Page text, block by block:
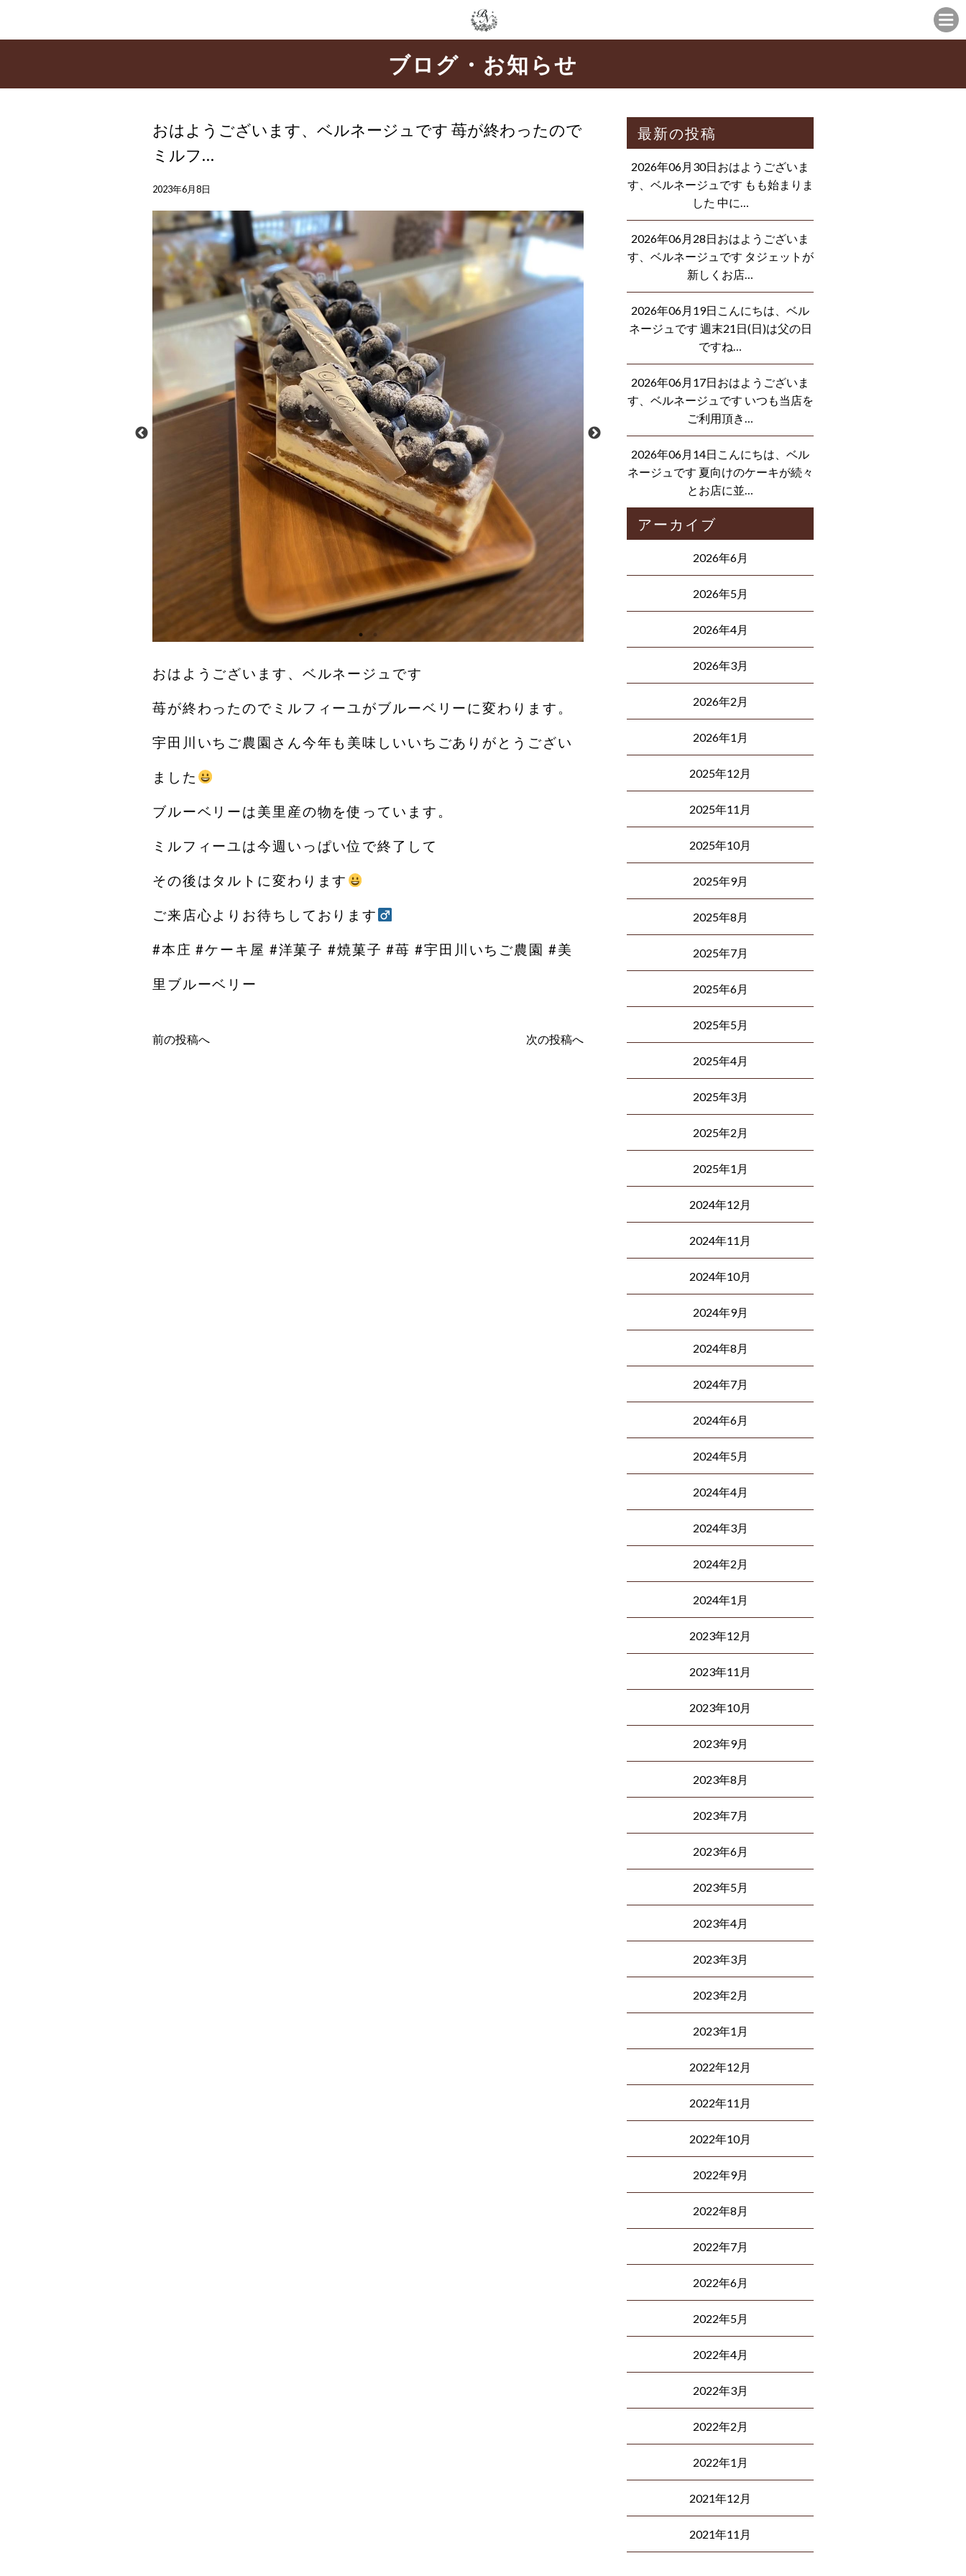
ブログ・お知らせ
おはようございます、ベルネージュです 苺が終わったので
ミルフ…
2023年6月8日
おはようございます、ベルネージュです
苺が終わったのでミルフィーユがブルーベリーに変わります。
宇田川いちご農園さん今年も美味しいいちごありがとうござい
ました
ブルーベリーは美里産の物を使っています。
ミルフィーユは今週いっぱい位で終了して
その後はタルトに変わります
ご来店心よりお待ちしております‍
#本庄 #ケーキ屋 #洋菓子 #焼菓子 #苺 #宇田川いちご農園 #美
里ブルーベリー
前の投稿へ 次の投稿へ
最新の投稿
2026年06月30日おはようございま
す、ベルネージュです もも始まりま
した 中に…
2026年06月28日おはようございま
す、ベルネージュです タジェットが
新しくお店…
2026年06月19日こんにちは、ベル
ネージュです 週末21日(日)は父の日
ですね…
2026年06月17日おはようございま
す、ベルネージュです いつも当店を
ご利用頂き…
2026年06月14日こんにちは、ベル
ネージュです 夏向けのケーキが続々
とお店に並…
アーカイブ
2026年6月
2026年5月
2026年4月
2026年3月
2026年2月
2026年1月
2025年12月
2025年11月
2025年10月
2025年9月
2025年8月
2025年7月
2025年6月
2025年5月
2025年4月
2025年3月
2025年2月
2025年1月
2024年12月
2024年11月
2024年10月
2024年9月
2024年8月
2024年7月
2024年6月
2024年5月
2024年4月
2024年3月
2024年2月
2024年1月
2023年12月
2023年11月
2023年10月
2023年9月
2023年8月
2023年7月
2023年6月
2023年5月
2023年4月
2023年3月
2023年2月
2023年1月
2022年12月
2022年11月
2022年10月
2022年9月
2022年8月
2022年7月
2022年6月
2022年5月
2022年4月
2022年3月
2022年2月
2022年1月
2021年12月
2021年11月